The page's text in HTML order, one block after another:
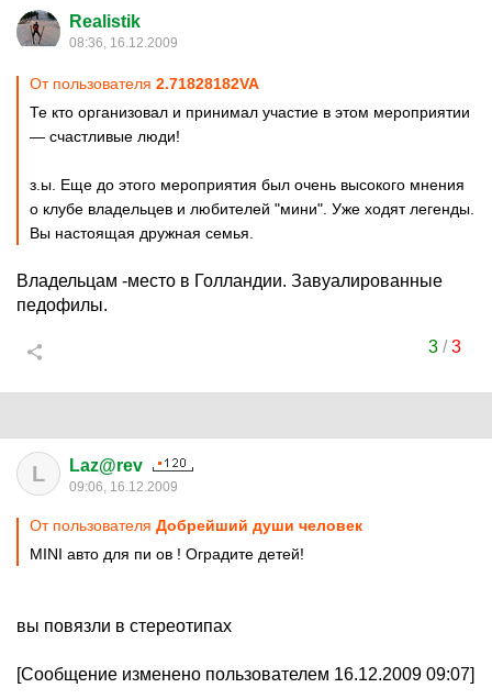
Realistik
08:36, 16.12.2009
От пользователя 2.71828182VA
Те кто организовал и принимал участие в этом мероприятии
— счастливые люди!
з.ы. Еще до этого мероприятия был очень высокого мнения
о клубе владельцев и любителей "мини". Уже ходят легенды.
Вы настоящая дружная семья.
Владельцам -место в Голландии. Завуалированные
педофилы.
3/3
L Laz@rev
09:06, 16.12.2009
От пользователя Добрейший души человек
MINI авто для пи ов ! Оградите детей!
вы повязли в стереотипах
[Сообщение изменено пользователем 16.12.2009 09:07]